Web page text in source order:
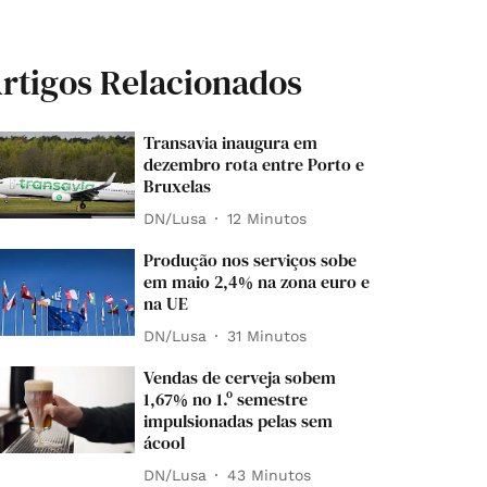
Relacionados
Transavia inaugura em
dezembro rota entre Porto e
Bruxelas
DN/Lusa 12 Minutos
Produção nos serviços sobe
em maio 2,4% na zona euro e
na UE
DN/Lusa 31 Minutos
Vendas de cerveja sobem
1,67% no 1.º semestre
impulsionadas pelas sem
ácool
DN/Lusa 43 Minutos